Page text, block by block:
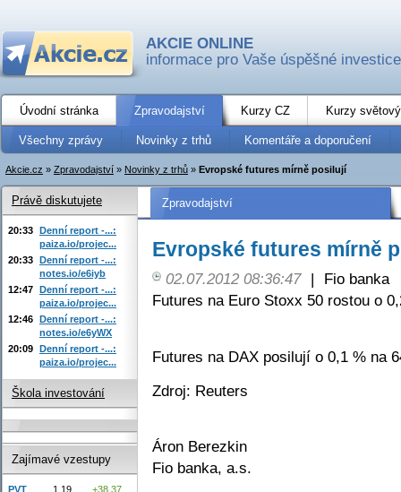
AKCIE ONLINE
informace pro Vaše úspěšné investice
Úvodní stránka Zpravodajství Kurzy CZ Kurzy
Všechny zprávy Novinky z trhů Komentáře a doporučení
Akcie.cz » Zpravodajství » Novinky z trhů » Evropské futures mírně posilují
Zpravodajství
Evropské futures mírně
02.07.2012 08:36:47 |
Fio banka
Futures na Euro Stoxx 50 rostou o
Futures na DAX posilují o 0,1 % na
Zdroj: Reuters
Áron Berezkin
Fio banka, a.s.
Právě diskutujete
20:33 Denní report -...:
paiza.io/projec...
20:33 Denní report -...:
notes.io/e6iyb
12:47 Denní report -...:
paiza.io/projec...
12:46 Denní report -...:
notes.io/e6yWX
20:09 Denní report -...:
paiza.io/projec...
Škola investování
Zajímavé vzestupy
PVT 1,19
+38,37